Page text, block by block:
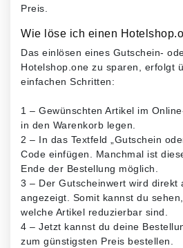
Preis.
Wie löse ich einen
Das einlösen eines Gutschein-
Hotelshop.one zu sparen, erfolgt
einfachen Schritten:
1 – Gewünschten Artikel im
in den Warenkorb legen.
2 – In das Textfeld „Gutschein
Code einfügen. Manchmal ist
Ende der Bestellung möglich.
3 – Der Gutscheinwert wird direkt
angezeigt. Somit kannst du
welche Artikel reduzierbar sind.
4 – Jetzt kannst du deine
zum günstigsten Preis bestellen.